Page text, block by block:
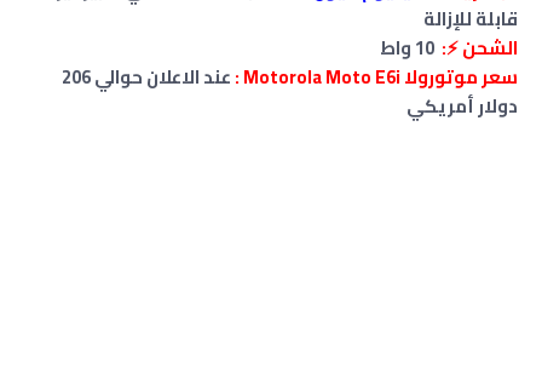
قابلة للإزالة
الشحن ⚡: 10 واط
سعر موتورولا Motorola Moto E6i :
عند الاعلان حوالي 206
دولار أمريكي